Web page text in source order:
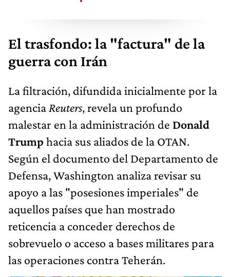
El trasfondo: la "factura" de la
guerra con Irán
La filtración, difundida inicialmente por la
agencia Reuters, revela un profundo
malestar en la administración de Donald
Trump hacia sus aliados de la OTAN.
Según el documento del Departamento de
Defensa, Washington analiza revisar su
apoyo a las "posesiones imperiales" de
aquellos países que han mostrado
reticencia a conceder derechos de
sobrevuelo o acceso a bases militares para
las operaciones contra Teherán.